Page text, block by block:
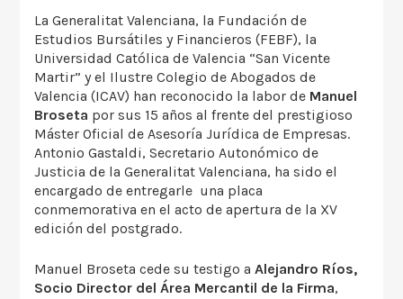
La Generalitat Valenciana, la Fundación de
Estudios Bursátiles y Financieros (FEBF), la
Universidad Católica de Valencia “San Vicente
Martir” y el Ilustre Colegio de Abogados de
Valencia (ICAV) han reconocido la labor de Manuel
Broseta por sus 15 años al frente del prestigioso
Máster Oficial de Asesoría Jurídica de Empresas.
Antonio Gastaldi, Secretario Autonómico de
Justicia de la Generalitat Valenciana, ha sido el
encargado de entregarle una placa
conmemorativa en el acto de apertura de la XV
edición del postgrado.
Manuel Broseta cede su testigo aAlejandro Ríos,
Socio Director del Área Mercantil de la Firma,